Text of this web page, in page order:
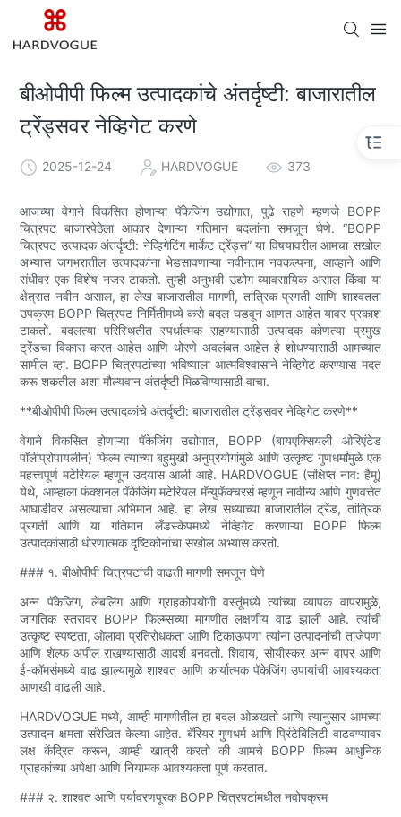
बीओपीपी फिल्म उत्पादकांचे अंतर्दृष्टी: बाजारातील
ट्रेंड्सवर नेव्हिगेट करणे
2025-12-24 HARDVOGUE 373
आजच्या वेगाने विकसित होणाऱ्या पॅकेजिंग उद्योगात, पुढे राहणे म्हणजे BOPP
चित्रपट बाजारपेठेला आकार देणाऱ्या गतिमान बदलांना समजून घेणे. “BOPP
चित्रपट उत्पादक अंतर्दृष्टी: नेव्हिगेटिंग मार्केट ट्रेंड्स” या विषयावरील आमचा सखोल
अभ्यास जगभरातील उत्पादकांना भेडसावणाऱ्या नवीनतम नवकल्पना, आव्हाने आणि
संधींवर एक विशेष नजर टाकतो. तुम्ही अनुभवी उद्योग व्यावसायिक असाल किंवा या
क्षेत्रात नवीन असाल, हा लेख बाजारातील मागणी, तांत्रिक प्रगती आणि शाश्वतता
उपक्रम BOPP चित्रपट निर्मितीमध्ये कसे बदल घडवून आणत आहेत यावर प्रकाश
टाकतो. बदलत्या परिस्थितीत स्पर्धात्मक राहण्यासाठी उत्पादक कोणत्या प्रमुख
ट्रेंडचा विकास करत आहेत आणि धोरणे अवलंबत आहेत हे शोधण्यासाठी आमच्यात
सामील व्हा. BOPP चित्रपटांच्या भविष्याला आत्मविश्वासाने नेव्हिगेट करण्यास मदत
करू शकतील अशा मौल्यवान अंतर्दृष्टी मिळविण्यासाठी वाचा.
**बीओपीपी फिल्म उत्पादकांचे अंतर्दृष्टी: बाजारातील ट्रेंड्सवर नेव्हिगेट करणे**
वेगाने विकसित होणाऱ्या पॅकेजिंग उद्योगात, BOPP (बायएक्सियली ओरिएंटेड
पॉलीप्रोपायलीन) फिल्म त्याच्या बहुमुखी अनुप्रयोगांमुळे आणि उत्कृष्ट गुणधर्मांमुळे एक
महत्त्वपूर्ण मटेरियल म्हणून उदयास आली आहे. HARDVOGUE (संक्षिप्त नाव: हैमू)
येथे, आम्हाला फंक्शनल पॅकेजिंग मटेरियल मॅन्युफॅक्चरर्स म्हणून नावीन्य आणि गुणवत्तेत
आघाडीवर असल्याचा अभिमान आहे. हा लेख सध्याच्या बाजारातील ट्रेंड, तांत्रिक
प्रगती आणि या गतिमान लँडस्केपमध्ये नेव्हिगेट करणाऱ्या BOPP फिल्म
उत्पादकांसाठी धोरणात्मक दृष्टिकोनांचा सखोल अभ्यास करतो.
### १. बीओपीपी चित्रपटांची वाढती मागणी समजून घेणे
अन्न पॅकेजिंग, लेबलिंग आणि ग्राहकोपयोगी वस्तूंमध्ये त्यांच्या व्यापक वापरामुळे,
जागतिक स्तरावर BOPP फिल्म्सच्या मागणीत लक्षणीय वाढ झाली आहे. त्यांची
उत्कृष्ट स्पष्टता, ओलावा प्रतिरोधकता आणि टिकाऊपणा त्यांना उत्पादनांची ताजेपणा
आणि शेल्फ अपील राखण्यासाठी आदर्श बनवतो. शिवाय, सोयीस्कर अन्न वापर आणि
ई-कॉमर्समध्ये वाढ झाल्यामुळे शाश्वत आणि कार्यात्मक पॅकेजिंग उपायांची आवश्यकता
आणखी वाढली आहे.
HARDVOGUE मध्ये, आम्ही मागणीतील हा बदल ओळखतो आणि त्यानुसार आमच्या
उत्पादन क्षमता संरेखित केल्या आहेत. बॅरियर गुणधर्म आणि प्रिंटेबिलिटी वाढवण्यावर
लक्ष केंद्रित करून, आम्ही खात्री करतो की आमचे BOPP फिल्म आधुनिक
ग्राहकांच्या अपेक्षा आणि नियामक आवश्यकता पूर्ण करतात.
### २. शाश्वत आणि पर्यावरणपूरक BOPP चित्रपटांमधील नवोपक्रम